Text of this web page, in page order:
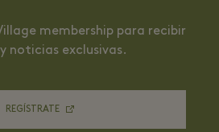
membership para recibir
noticias exclusivas.
REGÍSTRATE